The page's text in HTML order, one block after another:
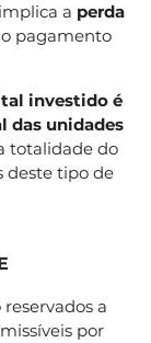
a perda
pagamento
investido é
das unidades
totalidade do
deste tipo de
a
por